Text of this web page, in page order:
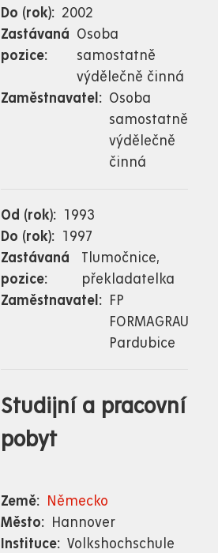
Do (rok)
2002
Zastávaná
pozice
Osoba
samostatně
výdělečně činná
Zaměstnavatel
Osoba
samostatně
výdělečně
činná
Od (rok)
1993
Do (rok)
1997
Zastávaná
pozice
Tlumočnice,
překladatelka
Zaměstnavatel
FP
FORMAGRAU
Pardubice
Studijní a pracovní
pobyt
Země
Německo
Město
Hannover
Instituce
Volkshochschule